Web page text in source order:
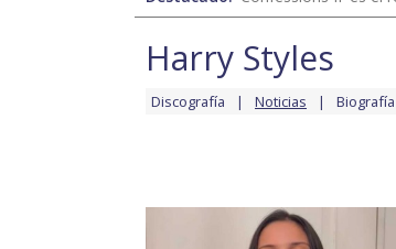
Harry Styles
Discografía Noticias Biografía